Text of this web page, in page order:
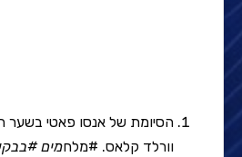
הסיומת של אנסו פאטי בשער
וורלד קלאס. #מלחמים